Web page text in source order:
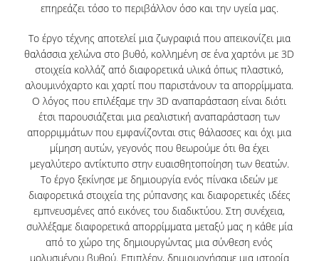
ΕΠΙΣΤΗΜΟΝΙΚΑ ΑΡΘΡΑ
ΣΥΜΜΕΤΟΧΗ ΣΕ ΣΥΝΕΔΡΙΑ
ΕΤΗΣΙΑ ΕΠΙΣΤΗΜΟΝΙΚΗ ΗΜΕΡΙΔΑ
ΕΡΕΥΝΗΤΙΚΕΣ ΕΡΓΑΣΙΕΣ ΦΟΙΤΗΤΩΝ
ΦΩΤΟΓΡΑΦΙΕΣ
ΜΜΕ
ΟΠΑ NEWS
ΔΙΑΖΩΜΑ
επηρεάζει τόσο το περιβάλλον όσο και την υγεία μας.
Το έργο τέχνης αποτελεί μια ζωγραφιά που απεικονίζει μια
θαλάσσια χελώνα στο βυθό, κολλημένη σε ένα χαρτόνι με 3D
στοιχεία κολλάζ από διαφορετικά υλικά όπως πλαστικό,
αλουμινόχαρτο και χαρτί που παριστάνουν τα απορρίμματα.
Ο λόγος που επιλέξαμε την 3D αναπαράσταση είναι διότι
έτσι παρουσιάζεται μια ρεαλιστική αναπαράσταση των
απορριμμάτων που εμφανίζονται στις θάλασσες και όχι μια
μίμηση αυτών, γεγονός που θεωρούμε ότι θα έχει
μεγαλύτερο αντίκτυπο στην ευαισθητοποίηση των θεατών.
Το έργο ξεκίνησε με δημιουργία ενός πίνακα ιδεών με
διαφορετικά στοιχεία της ρύπανσης και διαφορετικές ιδέες
εμπνευσμένες από εικόνες του διαδικτύου. Στη συνέχεια,
συλλέξαμε διαφορετικά απορρίμματα μεταξύ μας η κάθε μία
από το χώρο της δημιουργώντας μια σύνθεση ενός
μολυσμένου βυθού. Επιπλέον, δημιουργήσαμε μια ιστορία